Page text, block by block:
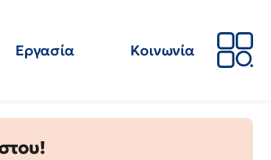
Εργασία
Κοινωνία